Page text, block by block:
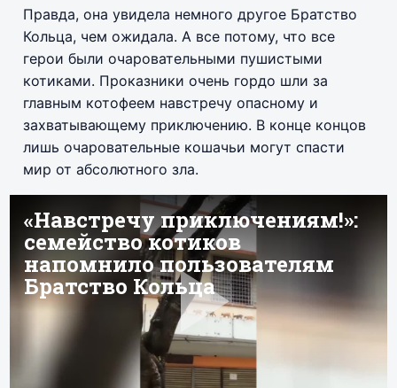
Правда, она увидела немного другое Братство
Кольца, чем ожидала. А все потому, что все
герои были очаровательными пушистыми
котиками. Проказники очень гордо шли за
главным котофеем навстречу опасному и
захватывающему приключению. В конце концов
лишь очаровательные кошачьи могут спасти
мир от абсолютного зла.